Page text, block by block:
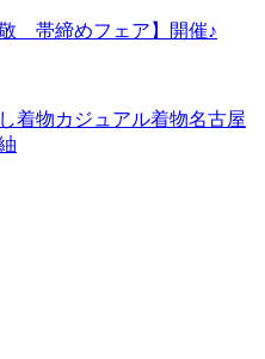
帯締めフェア】開催♪
着物カジュアル着物名古屋